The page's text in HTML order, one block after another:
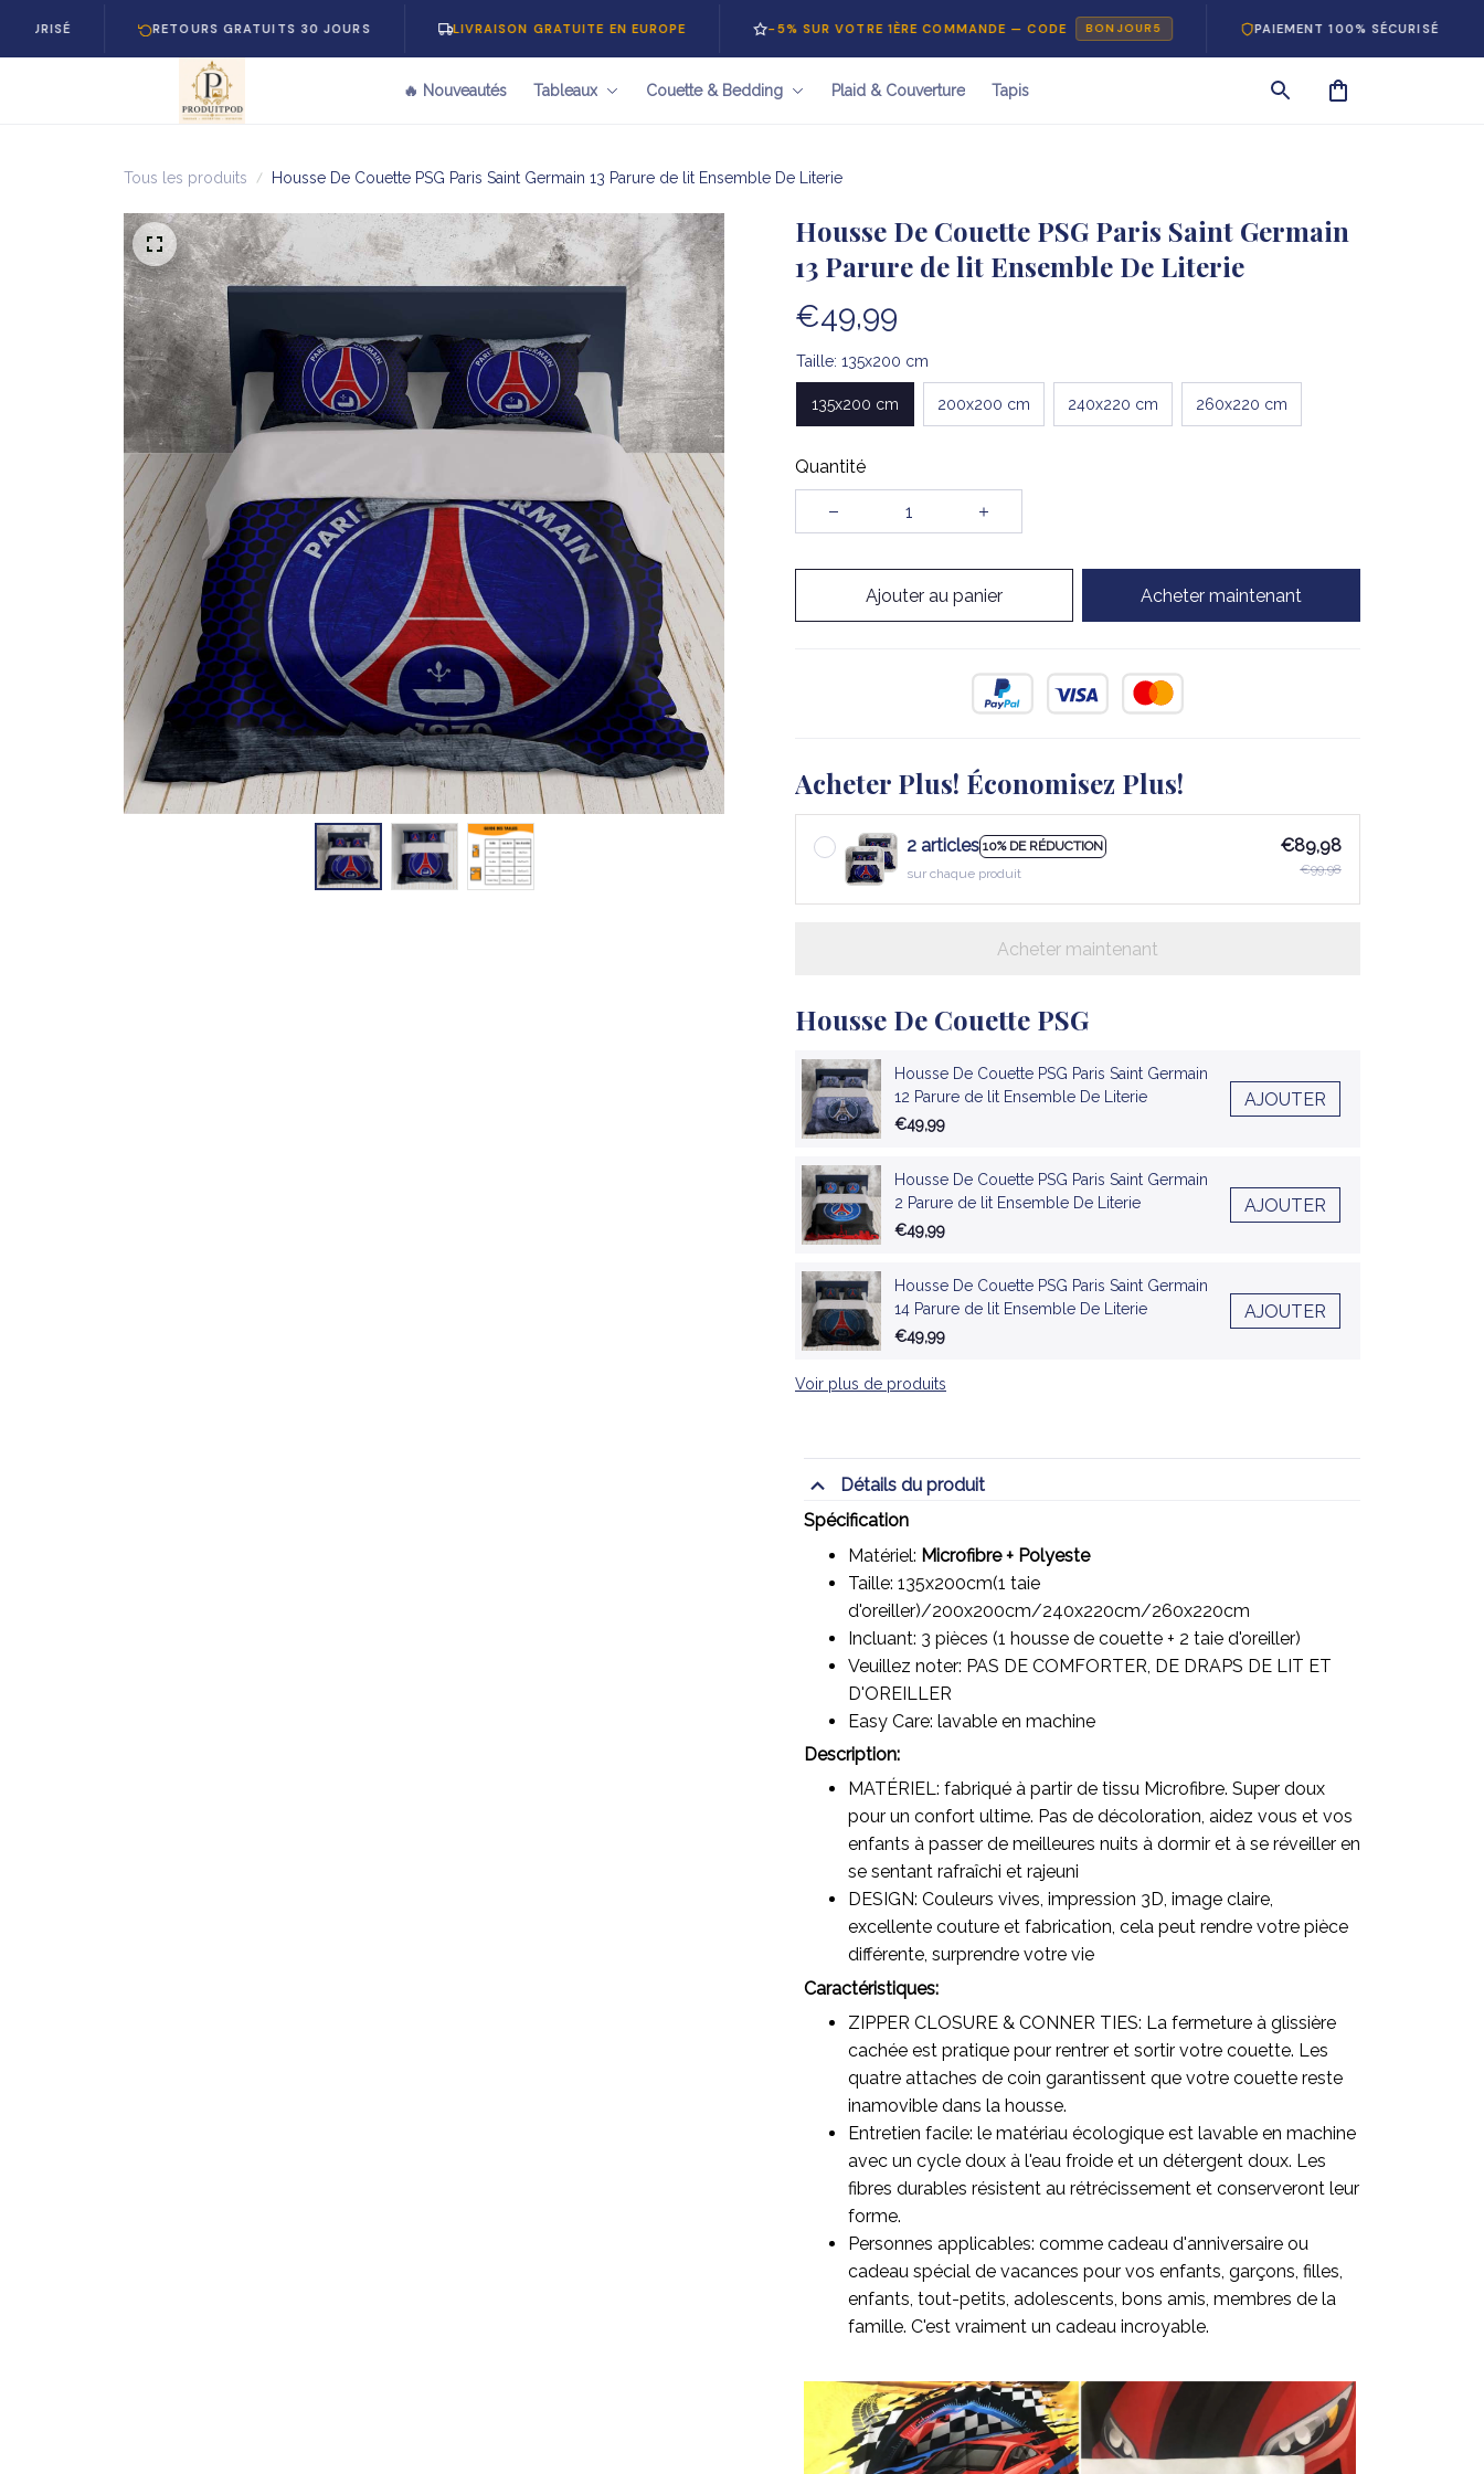
RETOURS GRATUITS 30 JOURS LIVRAISON GRATUITE EN EUROPE -5% SUR VOTRE 1ÈRE COMMANDE — CODE BONJOUR5 PAIEMENT 100% SÉCURISÉ
🔥 Nouveautés Tableaux Couette & Bedding Plaid & Couverture Tapis
Tous les produits Housse De Couette PSG Paris Saint Germain 13 Parure de lit Ensemble De Literie
Housse De Couette PSG Paris Saint Germain
13 Parure de lit Ensemble De Literie
€49,99
Taille: 135x200 cm
135x200 cm 200x200 cm 240x220 cm 260x220 cm
Quantité
Ajouter au panier Acheter maintenant
Acheter Plus! Économisez Plus!
2 articles 10% DE RÉDUCTION
sur chaque produit
€89,98
€99,98
Acheter maintenant
Housse De Couette PSG
Housse De Couette PSG Paris Saint Germain
12 Parure de lit Ensemble De Literie
€49,99
AJOUTER
Housse De Couette PSG Paris Saint Germain
2 Parure de lit Ensemble De Literie
€49,99
AJOUTER
Housse De Couette PSG Paris Saint Germain
14 Parure de lit Ensemble De Literie
€49,99
AJOUTER
Voir plus de produits
Détails du produit
Spécification
Matériel: Microfibre + Polyeste
Taille: 135x200cm(1 taie
d'oreiller)/200x200cm/240x220cm/260x220cm
Incluant: 3 pièces (1 housse de couette + 2 taie d'oreiller)
Veuillez noter: PAS DE COMFORTER, DE DRAPS DE LIT ET
D'OREILLER
Easy Care: lavable en machine
Description:
MATÉRIEL: fabriqué à partir de tissu Microfibre. Super doux
pour un confort ultime. Pas de décoloration, aidez vous et vos
enfants à passer de meilleures nuits à dormir et à se réveiller en
se sentant rafraîchi et rajeuni
DESIGN: Couleurs vives, impression 3D, image claire,
excellente couture et fabrication, cela peut rendre votre pièce
différente, surprendre votre vie
Caractéristiques:
ZIPPER CLOSURE & CONNER TIES: La fermeture à glissière
cachée est pratique pour rentrer et sortir votre couette. Les
quatre attaches de coin garantissent que votre couette reste
inamovible dans la housse.
Entretien facile: le matériau écologique est lavable en machine
avec un cycle doux à l'eau froide et un détergent doux. Les
fibres durables résistent au rétrécissement et conserveront leur
forme.
Personnes applicables: comme cadeau d'anniversaire ou
cadeau spécial de vacances pour vos enfants, garçons, filles,
enfants, tout-petits, adolescents, bons amis, membres de la
famille. C'est vraiment un cadeau incroyable.